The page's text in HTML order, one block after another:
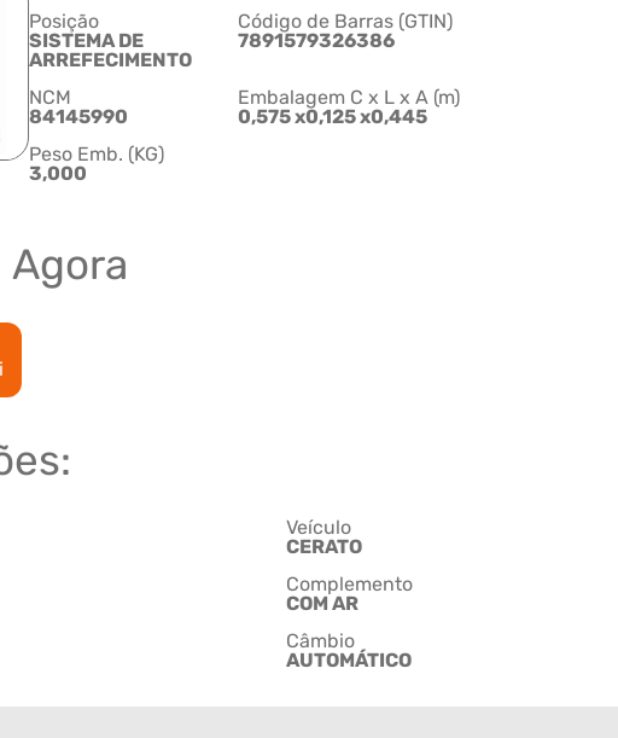
Posição
SISTEMA DE
ARREFECIMENTO
Código de Barras (GTIN)
7891579326386
NCM
84145990
Embalagem C x L x A (m)
0,575 x0,125 x0,445
Peso Emb. (KG)
3,000
Agora
Veículo
CERATO
Complemento
COM AR
Câmbio
AUTOMÁTICO